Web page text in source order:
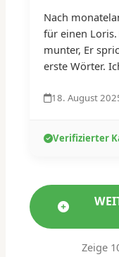
Nach
für einen
munter, Er
erste Wörter.
18. August
Verifizierter
Zeige